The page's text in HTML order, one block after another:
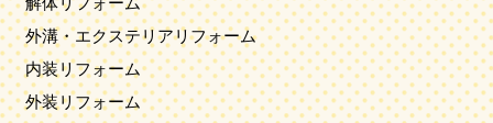
外溝・エクステリアリフォーム
内装リフォーム
外装リフォーム